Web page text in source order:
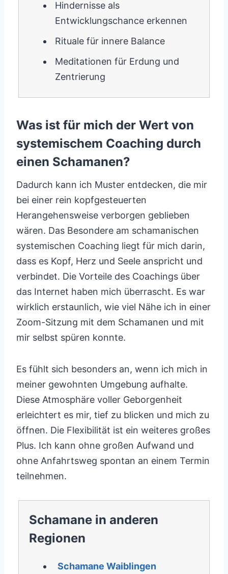
Hindernisse als
Entwicklungschance erkennen
Rituale für innere Balance
Meditationen für Erdung und
Zentrierung
Was ist für mich der Wert von
systemischem Coaching durch
einen Schamanen?
Dadurch kann ich Muster entdecken, die mir
bei einer rein kopfgesteuerten
Herangehensweise verborgen geblieben
wären. Das Besondere am schamanischen
systemischen Coaching liegt für mich darin,
dass es Kopf, Herz und Seele anspricht und
verbindet. Die Vorteile des Coachings über
das Internet haben mich überrascht. Es war
wirklich erstaunlich, wie viel Nähe ich in einer
Zoom-Sitzung mit dem Schamanen und mit
mir selbst spüren konnte.
Es fühlt sich besonders an, wenn ich mich in
meiner gewohnten Umgebung aufhalte.
Diese Atmosphäre voller Geborgenheit
erleichtert es mir, tief zu blicken und mich zu
öffnen. Die Flexibilität ist ein weiteres großes
Plus. Ich kann ohne großen Aufwand und
ohne Anfahrtsweg spontan an einem Termin
teilnehmen.
Schamane in anderen
Regionen
Schamane Waiblingen